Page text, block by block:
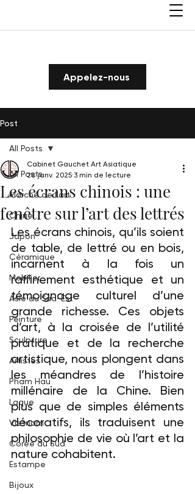
Appelez-nous
Post
All Posts
Marché de l'art
Chine
Japon
Céramique
Mobilier
Asie du Sud-Est
Peinture
Sculpture
Artistes
Pham Hau
Laque
Vietnam
Corée du Sud
Estampe
Bijoux
All Posts
Les écrans chinois : une
fenêtre sur l’art des lettrés
Cabinet Gauchet Art Asiatique
28 janv. 2025 3 min de lecture
Les écrans chinois, qu’ils soient
de table, de lettré ou en bois,
incarnent à la fois un
raffinement esthétique et un
témoignage culturel d’une
grande richesse. Ces objets
d’art, à la croisée de l’utilité
pratique et de la recherche
artistique, nous plongent dans
les méandres de l’histoire
millénaire de la Chine. Bien
plus que de simples éléments
décoratifs, ils traduisent une
philosophie de vie où l’art et la
nature cohabitent.